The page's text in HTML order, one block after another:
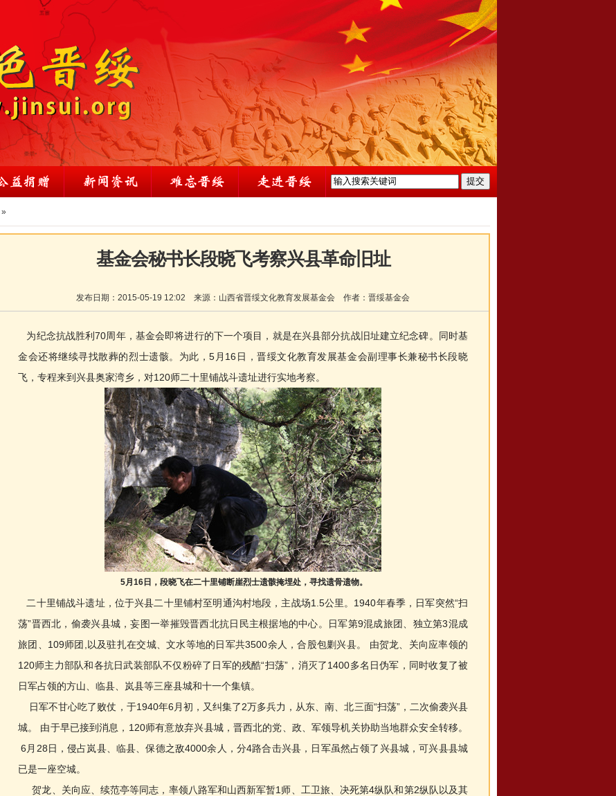
»
基金会秘书长段晓飞考察兴县革命旧址
发布日期： 2015-05-19 12:02 来源： 山西省晋绥文化教育发展基金会 作者： 晋绥基金会
为纪念抗战胜利70周年，基金会即将进行的下一个项目，就是在兴县部分抗战旧址建立纪念碑。同时基
金会还将继续寻找散葬的烈士遗骸。为此，5月16日，晋绥文化教育发展基金会副理事长兼秘书长段晓
飞，专程来到兴县奥家湾乡，对120师二十里铺战斗遗址进行实地考察。
5月16日，段晓飞在二十里铺断崖烈士遗骸掩埋处，寻找遗骨遗物。
二十里铺战斗遗址，位于兴县二十里铺村至明通沟村地段，主战场1.5公里。1940年春季，日军突然“扫
荡”晋西北，偷袭兴县城，妄图一举摧毁晋西北抗日民主根据地的中心。日军第9混成旅团、独立第3混成
旅团、109师团,以及驻扎在交城、文水等地的日军共3500余人，合股包剿兴县。 由贺龙、关向应率领的
120师主力部队和各抗日武装部队不仅粉碎了日军的残酷“扫荡”，消灭了1400多名日伪军，同时收复了被
日军占领的方山、临县、岚县等三座县城和十一个集镇。
日军不甘心吃了败仗，于1940年6月初，又纠集了2万多兵力，从东、南、北三面“扫荡”，二次偷袭兴县
城。 由于早已接到消息，120师有意放弃兴县城，晋西北的党、政、军领导机关协助当地群众安全转移。
6月28日，侵占岚县、临县、保德之敌4000余人，分4路合击兴县，日军虽然占领了兴县城，可兴县县城
已是一座空城。
贺龙、关向应、续范亭等同志，率领八路军和山西新军暂1师、工卫旅、决死第4纵队和第2纵队以及其